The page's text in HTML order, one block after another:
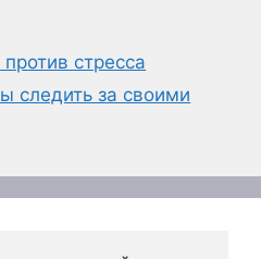
стресса
следить за своими